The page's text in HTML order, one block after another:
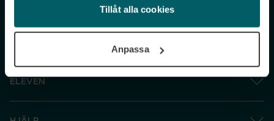
under ”Inställningar” kan anpassa användningen av
cookies. Du kan återkalla ditt samtycke när som helst.
Tillåt alla cookies
Anpassa
ELEVEN